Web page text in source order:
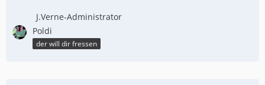
J.Verne-Administrator
Poldi
der will dir fressen